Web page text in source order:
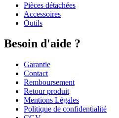
Pièces détachées
Accessoires
Outils
Besoin d'aide ?
Garantie
Contact
Remboursement
Retour produit
Mentions Légales
Politique de confidentialité